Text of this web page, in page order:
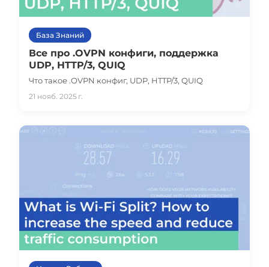
База Знаний
Все про .OVPN конфиги, поддержка
UDP, HTTP/3, QUIQ
Что такое .OVPN конфиг, UDP, HTTP/3, QUIQ
21 нояб. 2025 г.